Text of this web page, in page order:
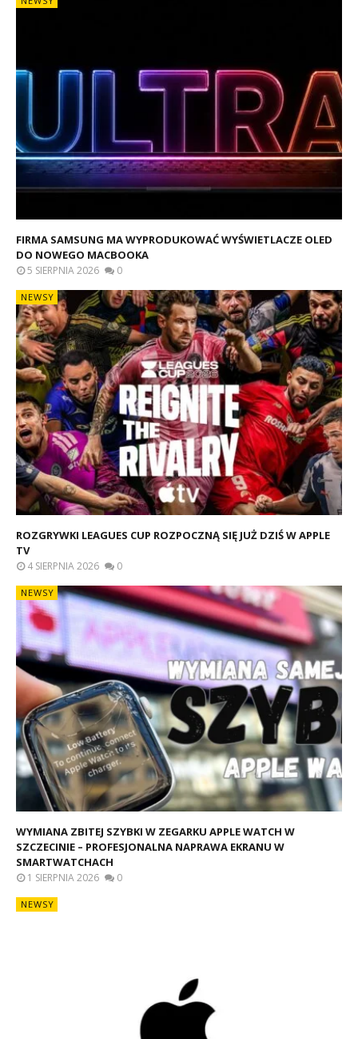
FIRMA SAMSUNG MA WYPRODUKOWAĆ WYŚWIETLACZE OLED
DO NOWEGO MACBOOKA
5 SIERPNIA 2026 0
NEWSY
ROZGRYWKI LEAGUES CUP ROZPOCZNĄ SIĘ JUŻ DZIŚ W APPLE
TV
4 SIERPNIA 2026 0
NEWSY
WYMIANA ZBITEJ SZYBKI W ZEGARKU APPLE WATCH W
SZCZECINIE – PROFESJONALNA NAPRAWA EKRANU W
SMARTWATCHACH
1 SIERPNIA 2026 0
NEWSY